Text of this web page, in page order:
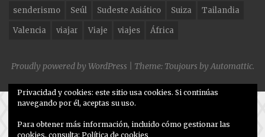
senderismo
Seúl Sudeste Asiático Suiza
Tailandia
Valencia
viajar Viaje viajes África
Proudly powered by WordPress Theme: Toujours byAutomattic.
Privacidad y cookies: este sitio usa cookies. Si continúas
navegando por él, aceptas su uso.
Para obtener más información, incluido cómo gestionar las
cookies, consulta: Política de cookies